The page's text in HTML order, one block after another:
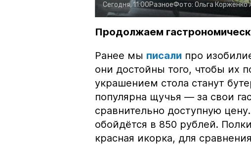
Сегодня, 11:00РазноеФото: Ольга Корженко
Продолжаем
Ранее мы писали про
они достойны того, чтобы их
украшением стола станут
популярна щучья — за свои
сравнительно доступную
обойдётся в 850 рублей.
красная икорка, для